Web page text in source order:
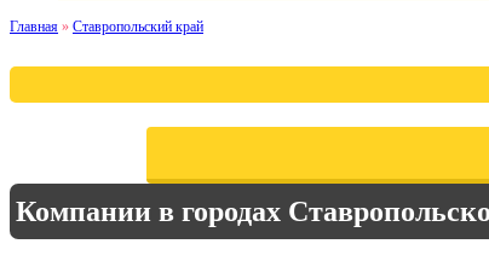
Главная » Ставропольский край
Компании в городах